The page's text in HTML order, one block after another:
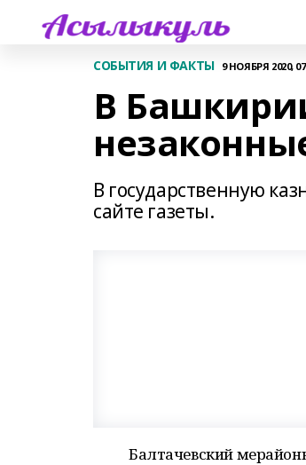
СОБЫТИЯ И ФАКТЫ 9 НОЯБРЯ 2020,
В
В государственную
сайте газеты.
Балтачевский